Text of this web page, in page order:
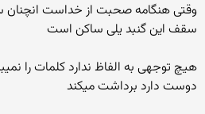
وقتی هنگامه صحبت از خداست انچنان
سقف این گنبد یلی ساکن است
هیچ توجهی به الفاظ ندارد کلمات را
دوست دارد برداشت میکند